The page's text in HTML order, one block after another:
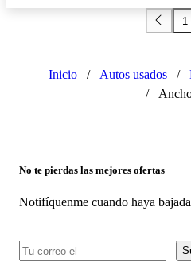
1
Inicio / Autos usados /
/
No te pierdas las mejores ofertas
Notifíquenme cuando haya